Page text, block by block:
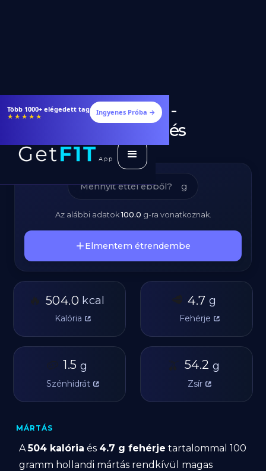
Étrendek, receptek és edzéstervek
★★★★★ Ingyenes Próba →
Hollandi Mártás -
Kalóriatartalom és
Tápanyagok
g
Az alábbi adatok100.0 g-ra vonatkoznak.
Elmentem étrendembe
🔥 504.0 kcal
Kalória
🥩 4.7 g
Fehérje
🥔 1.5 g
Szénhidrát
🫒 54.2 g
Zsír
MÁRTÁS
A504 kalória és 4.7 g fehérje tartalommal 100
gramm hollandi mártás rendkívül magas